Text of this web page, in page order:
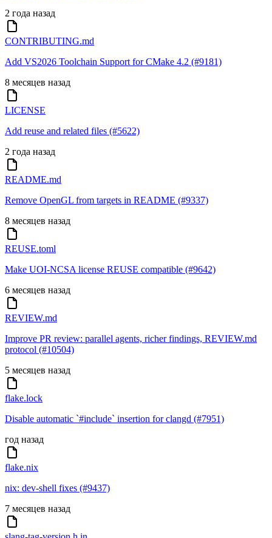
2 года назад
CONTRIBUTING.md
Add VS2026 Toolchain Support for CMake 4.2 (#9181)
8 месяцев назад
LICENSE
Add reuse and related files (#5622)
2 года назад
README.md
Remove OpenGL from targets in README (#9337)
8 месяцев назад
REUSE.toml
Make UOI-NCSA license REUSE compatible (#9642)
6 месяцев назад
REVIEW.md
Improve PR review: parallel agents, richer findings, REVIEW.md
protocol (#10504)
5 месяцев назад
flake.lock
Disable automatic `#include` insertion for clangd (#7951)
год назад
flake.nix
nix: dev-shell fixes (#9437)
7 месяцев назад